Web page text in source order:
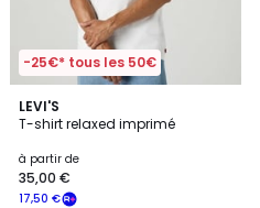
-25€* tous les 50€
LEVI'S
T-shirt relaxed imprimé
à partir de
17,50 €
35,00 €
4,1
/ 5
5
Couleurs